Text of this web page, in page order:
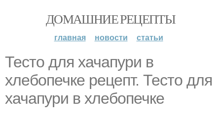
ДОМАШНИЕ РЕЦЕПТЫ
главная новости статьи
Тесто для хачапури в
хлебопечке рецепт. Тесто для
хачапури в хлебопечке